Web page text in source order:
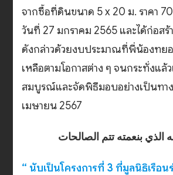
จากซื้อที่ดินขนาด 5 x 20 ม. ราคา
วันที่ 27 มกราคม 2565 และได้ก่อส
ดังกล่าวด้วยงบประมาณที่พี่น้องทย
เหลือตามโอกาสต่าง ๆ จนกระทั่งแล้ว
สมบูรณ์และจัดพิธีมอบอย่างเป็นทา
เมษายน 2567
الذي بنعمته تتم الصالحات
“ นับเป็นโครงการที่ 3 ที่มูลนิธิเรือน